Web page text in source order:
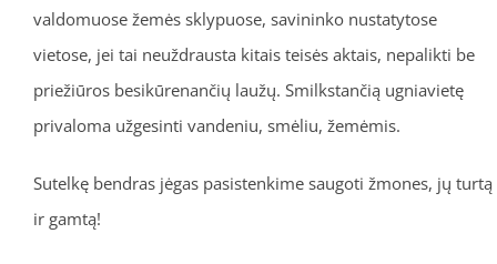
valdomuose žemės sklypuose, savininko nustatytose
vietose, jei tai neuždrausta kitais teisės aktais, nepalikti be
priežiūros besikūrenančių laužų. Smilkstančią ugniavietę
privaloma užgesinti vandeniu, smėliu, žemėmis.
Sutelkę bendras jėgas pasistenkime saugoti žmones, jų turtą
ir gamtą!